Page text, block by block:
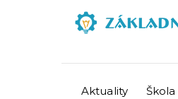
Aktuality Škola